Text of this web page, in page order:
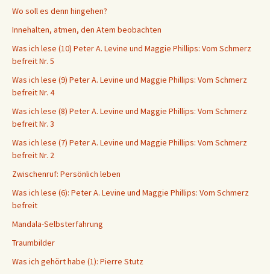
Wo soll es denn hingehen?
Innehalten, atmen, den Atem beobachten
Was ich lese (10) Peter A. Levine und Maggie Phillips: Vom Schmerz
befreit Nr. 5
Was ich lese (9) Peter A. Levine und Maggie Phillips: Vom Schmerz
befreit Nr. 4
Was ich lese (8) Peter A. Levine und Maggie Phillips: Vom Schmerz
befreit Nr. 3
Was ich lese (7) Peter A. Levine und Maggie Phillips: Vom Schmerz
befreit Nr. 2
Zwischenruf: Persönlich leben
Was ich lese (6): Peter A. Levine und Maggie Phillips: Vom Schmerz
befreit
Mandala-Selbsterfahrung
Traumbilder
Was ich gehört habe (1): Pierre Stutz